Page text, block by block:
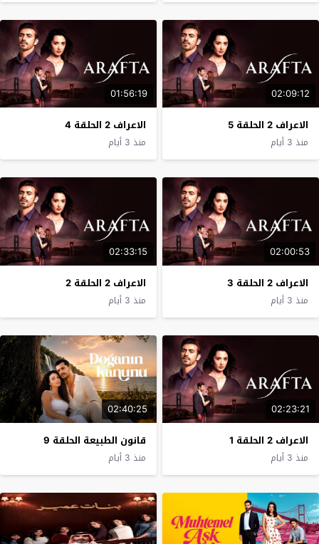
02:09:12
الاعراف 2 الحلقة 5
منذ 3 أيام
01:56:19
الاعراف 2 الحلقة 4
منذ 3 أيام
02:00:53
الاعراف 2 الحلقة 3
منذ 3 أيام
02:33:15
الاعراف 2 الحلقة 2
منذ 3 أيام
02:23:21
الاعراف 2 الحلقة 1
منذ 3 أيام
02:40:25
قانون الطبيعة الحلقة 9
منذ 3 أيام